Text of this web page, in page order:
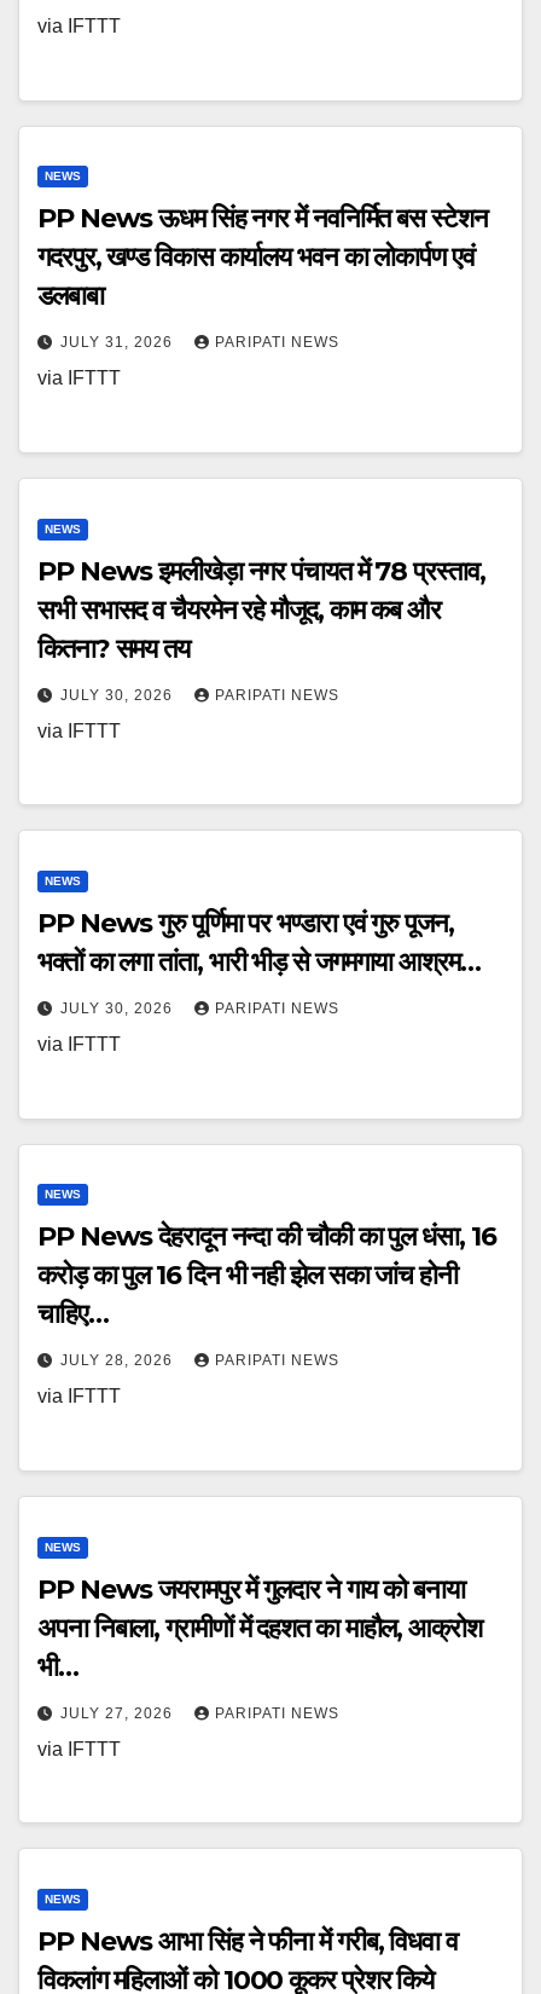
via IFTTT
NEWS
PP News ऊधम सिंह नगर में नवनिर्मित बस स्टेशन
गदरपुर, खण्ड विकास कार्यालय भवन का लोकार्पण एवं
डलबाबा
JULY 31, 2026 PARIPATI NEWS
via IFTTT
NEWS
PP News इमलीखेड़ा नगर पंचायत में 78 प्रस्ताव,
सभी सभासद व चैयरमेन रहे मौजूद, काम कब और
कितना? समय तय
JULY 30, 2026 PARIPATI NEWS
via IFTTT
NEWS
PP News गुरु पूर्णिमा पर भण्डारा एवं गुरु पूजन,
भक्तों का लगा तांता, भारी भीड़ से जगमगाया आश्रम…
JULY 30, 2026 PARIPATI NEWS
via IFTTT
NEWS
PP News देहरादून नन्दा की चौकी का पुल धंसा, 16
करोड़ का पुल 16 दिन भी नही झेल सका जांच होनी
चाहिए…
JULY 28, 2026 PARIPATI NEWS
via IFTTT
NEWS
PP News जयरामपुर में गुलदार ने गाय को बनाया
अपना निबाला, ग्रामीणों में दहशत का माहौल, आक्रोश
भी…
JULY 27, 2026 PARIPATI NEWS
via IFTTT
NEWS
PP News आभा सिंह ने फीना में गरीब, विधवा व
विकलांग महिलाओं को 1000 कूकर प्रेशर किये